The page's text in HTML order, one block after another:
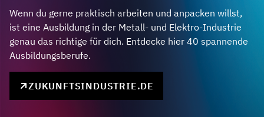
Wenn du gerne praktisch arbeiten und anpacken willst,
ist eine Ausbildung in der Metall- und Elektro-Industrie
genau das richtige für dich. Entdecke hier 40 spannende
Ausbildungsberufe.
ZUKUNFTSINDUSTRIE.DE